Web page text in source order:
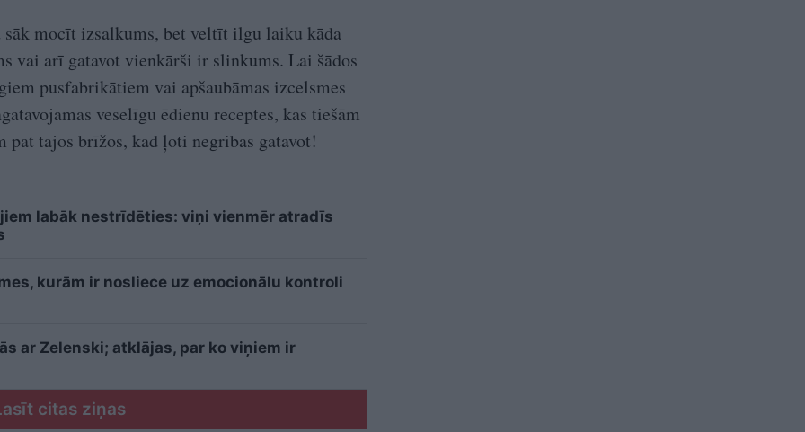
mocīt izsalkums, bet veltīt ilgu laiku kāda
vai arī gatavot vienkārši ir slinkums. Lai šādos
pusfabrikātiem vai apšaubāmas izcelsmes
veselīgu ēdienu receptes, kas tiešām
pat tajos brīžos, kad ļoti negribas gatavot!
labāk nestrīdēties: viņi vienmēr atradīs
kurām ir nosliece uz emocionālu kontroli
ar Zelenski; atklājas, par ko viņiem ir
citas ziņas